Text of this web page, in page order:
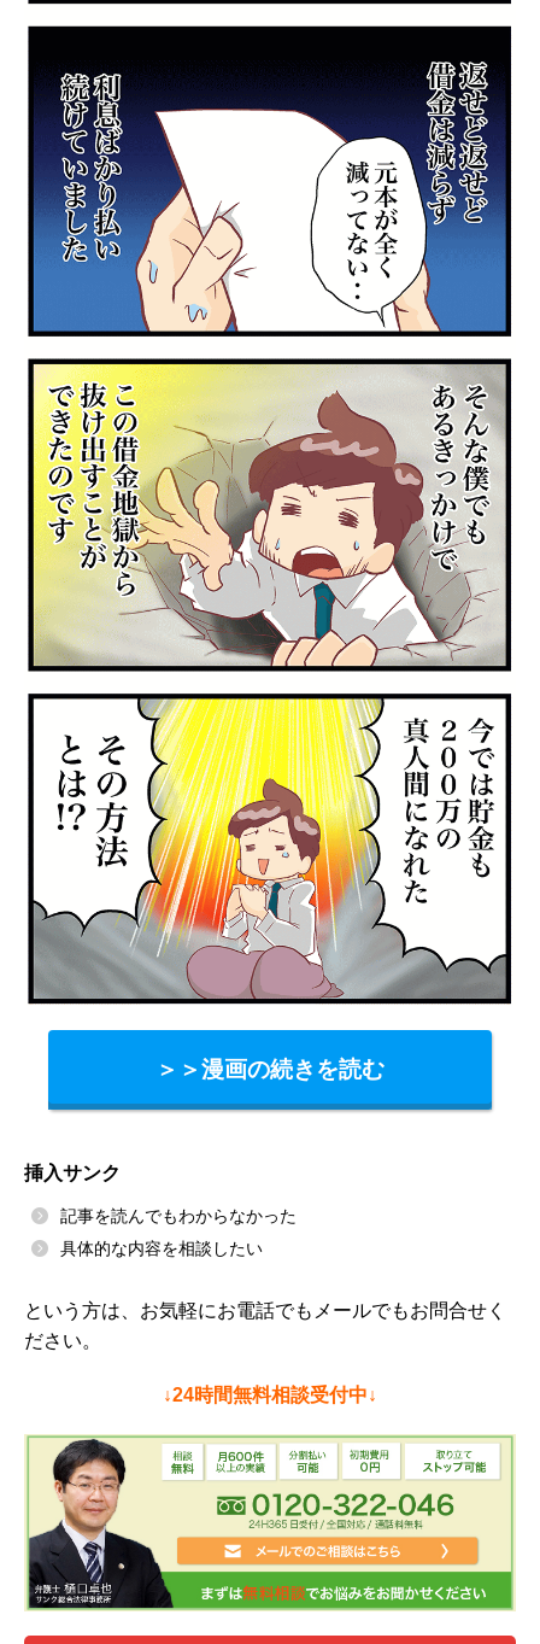
＞＞漫画の続きを読む
挿入サンク
記事を読んでもわからなかった
具体的な内容を相談したい
という方は、お気軽にお電話でもメールでもお問合せく
ださい。
↓24時間無料相談受付中↓